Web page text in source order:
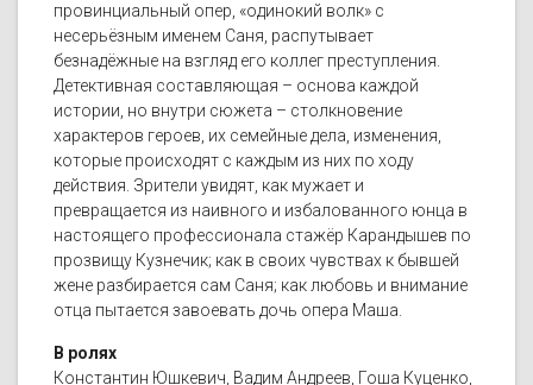
провинциальный опер, «одинокий волк» с
несерьёзным именем Саня, распутывает
безнадёжные на взгляд его коллег преступления.
Детективная составляющая – основа каждой
истории, но внутри сюжета – столкновение
характеров героев, их семейные дела, изменения,
которые происходят с каждым из них по ходу
действия. Зрители увидят, как мужает и
превращается из наивного и избалованного юнца в
настоящего профессионала стажёр Карандышев по
прозвищу Кузнечик; как в своих чувствах к бывшей
жене разбирается сам Саня; как любовь и внимание
отца пытается завоевать дочь опера Маша.
В ролях
Константин Юшкевич, Вадим Андреев, Гоша Куценко,